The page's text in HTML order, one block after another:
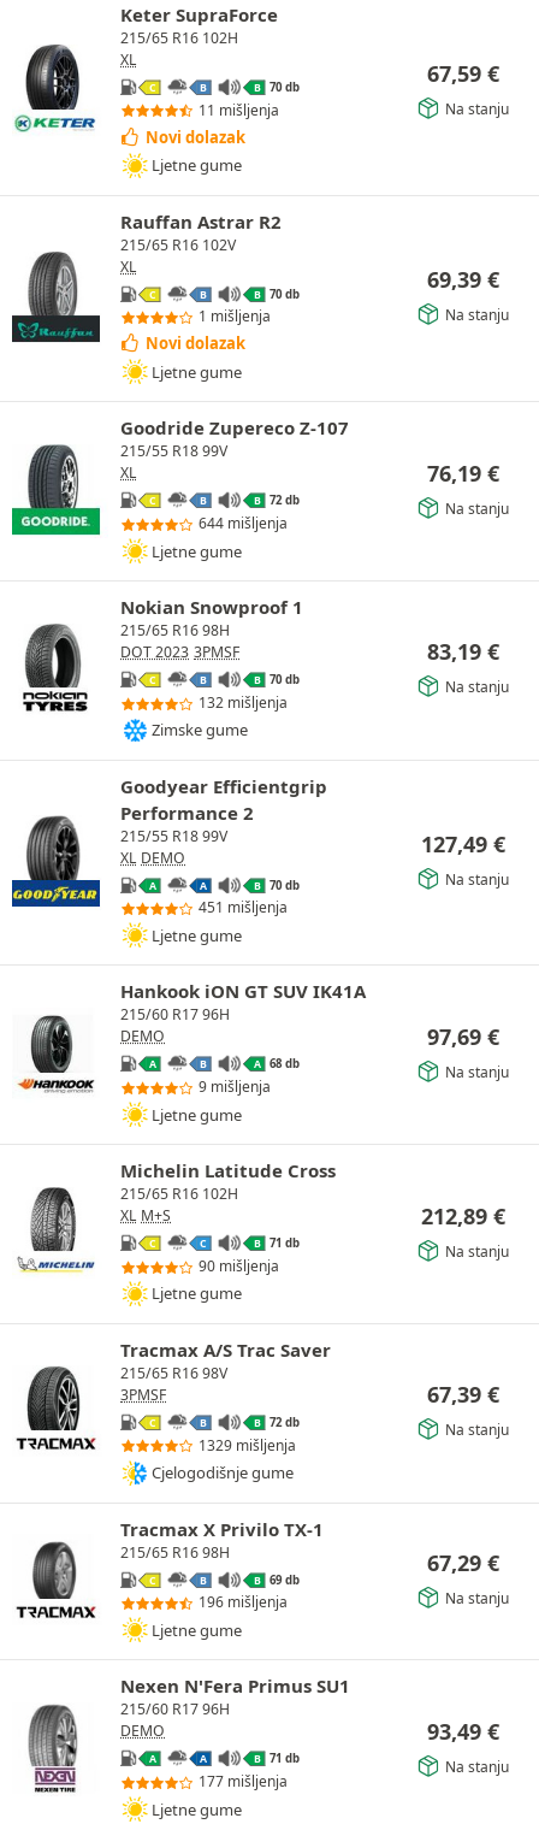
Keter SupraForce
215/65 R16 102H
XL
C B B 70 db
11 mišljenja
Novi dolazak
Ljetne gume
67,59 €
Na stanju
Rauffan Astrar R2
215/65 R16 102V
XL
C B B 70 db
1 mišljenja
Novi dolazak
Ljetne gume
69,39 €
Na stanju
Goodride Zupereco Z-107
215/55 R18 99V
XL
C B B 72 db
644 mišljenja
Ljetne gume
76,19 €
Na stanju
Nokian Snowproof 1
215/65 R16 98H
DOT 2023 3PMSF
C B B 70 db
132 mišljenja
Zimske gume
83,19 €
Na stanju
Goodyear Efficientgrip
Performance 2
215/55 R18 99V
XL DEMO
A A B 70 db
451 mišljenja
Ljetne gume
127,49 €
Na stanju
Hankook iON GT SUV IK41A
215/60 R17 96H
DEMO
A B A 68 db
9 mišljenja
Ljetne gume
97,69 €
Na stanju
Michelin Latitude Cross
215/65 R16 102H
XL M+S
C C B 71 db
90 mišljenja
Ljetne gume
212,89 €
Na stanju
Tracmax A/S Trac Saver
215/65 R16 98V
3PMSF
C B B 72 db
1329 mišljenja
Cjelogodišnje gume
67,39 €
Na stanju
Tracmax X Privilo TX-1
215/65 R16 98H
C B B 69 db
196 mišljenja
Ljetne gume
67,29 €
Na stanju
Nexen N'Fera Primus SU1
215/60 R17 96H
DEMO
A A B 71 db
177 mišljenja
Ljetne gume
93,49 €
Na stanju